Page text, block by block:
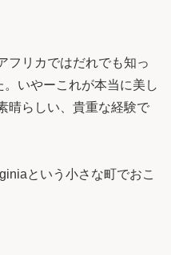
フリカではだれでも知っ
いやーこれが本当に美し
晴らしい、貴重な経験で
という小さな町でおこ